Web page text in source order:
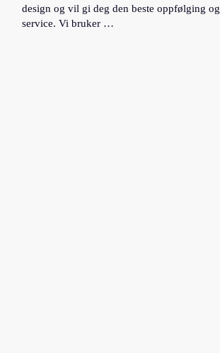
design og vil gi deg den beste oppfølging og
service. Vi bruker …